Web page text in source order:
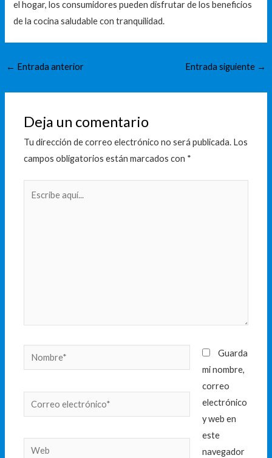
el hogar, los consumidores pueden disfrutar de los beneficios
de la cocina saludable con tranquilidad.
← Entrada anterior Entrada siguiente →
Deja un comentario
Tu dirección de correo electrónico no será publicada. Los
campos obligatorios están marcados con *
Nombre*
Correo
electrónico*
Web
Guarda
mi nombre,
correo
electrónico
y web en
este
navegador